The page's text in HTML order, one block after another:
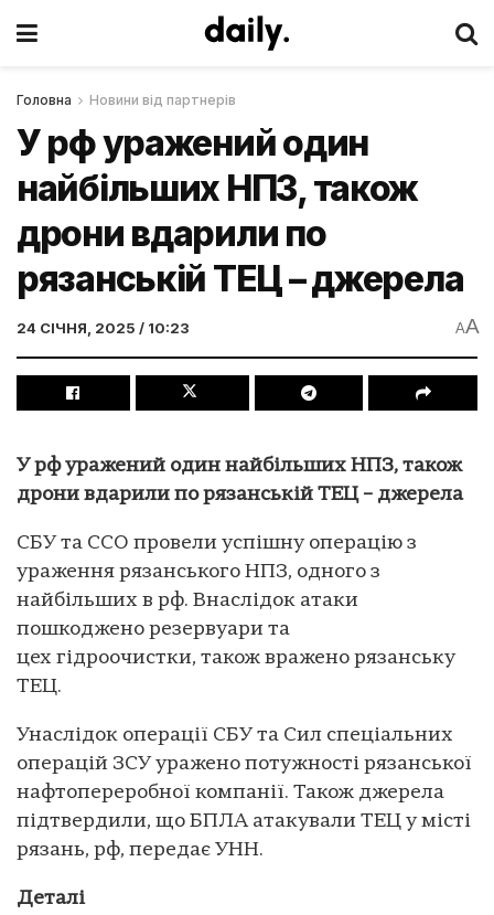
Головна Новини від партнерів
У рф уражений один
найбільших НПЗ, також
дрони вдарили по
рязанській ТЕЦ – джерела
24 СІЧНЯ, 2025 / 10:23 AA
У рф уражений один найбільших НПЗ, також
дрони вдарили по рязанській ТЕЦ – джерела
СБУ та ССО провели успішну операцію з
ураження рязанського НПЗ, одного з
найбільших в рф. Внаслідок атаки
пошкоджено резервуари та
цех гідроочистки, також вражено рязанську
ТЕЦ.
Унаслідок операції СБУ та Сил спеціальних
операцій ЗСУ уражено потужності рязанської
нафтопереробної компанії. Також джерела
підтвердили, що БПЛА атакували ТЕЦ у місті
рязань, рф, передає УНН.
Деталі